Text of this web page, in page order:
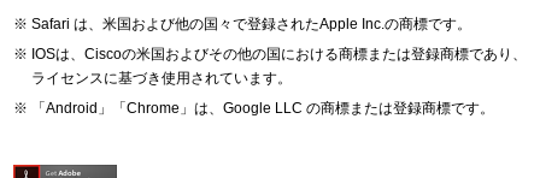
Safari は、米国および他の国々で登録されたApple Inc.の商標です。
IOSは、Ciscoの米国およびその他の国における商標または登録商標であり、
ライセンスに基づき使用されています。
「Android」「Chrome」は、Google LLC の商標または登録商標です。